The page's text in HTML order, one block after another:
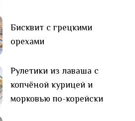
Бисквит с грецкими
орехами
Рулетики из лаваша с
копчёной курицей и
морковью по-корейски